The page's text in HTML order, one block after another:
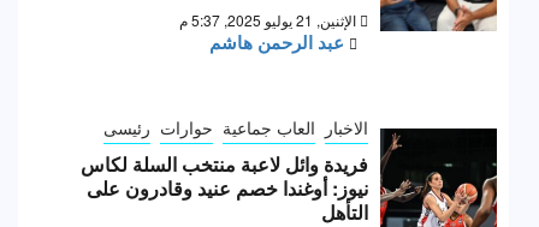
الإثنين, 21 يوليو 2025, 5:37 م
عبد الرحمن هاشم
الاخبار العاب جماعية حوارات رئيسى
فريدة وائل لاعبة منتخب السلة لكاس
نيوز: أوغندا خصم عنيد وقادرون على
التأهل